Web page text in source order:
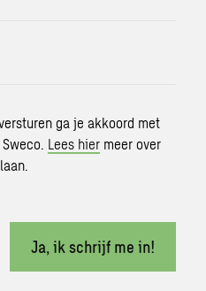
ga je akkoord met
Lees hier meer over
Ja, ik schrijf me in!